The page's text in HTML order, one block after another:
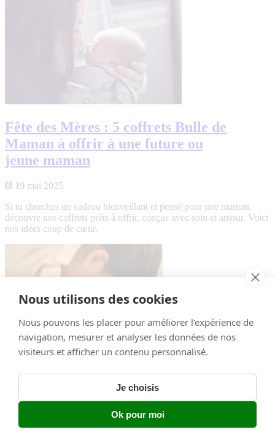
Nous utilisons des cookies
Nous pouvons les placer pour améliorer l‘expérience de
navigation, mesurer et analyser les données de nos
visiteurs et afficher un contenu personnalisé.
Je choisis
Ok pour moi
Fête des Mères : 5 coffrets Bulle de
Maman à offrir à une future ou
jeune maman
19 mai 2025
Si tu cherches un cadeau bienveillant et pensé pour une maman,
découvre nos coffrets prêts à offrir, conçus avec soin et amour. Voici
nos idées coup de cœur.
Marta & moi : un service de cuisine à
domicile pour les jeunes parents
12 mai 2025